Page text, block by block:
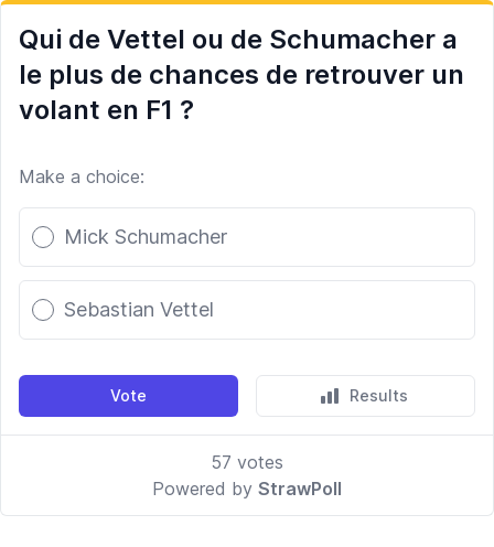
Qui de Vettel ou de Schumacher a
le plus de chances de retrouver un
volant en F1 ?
Make a choice:
Poll options
Mick Schumacher
Sebastian Vettel
Vote Results
57 votes
Powered by StrawPoll